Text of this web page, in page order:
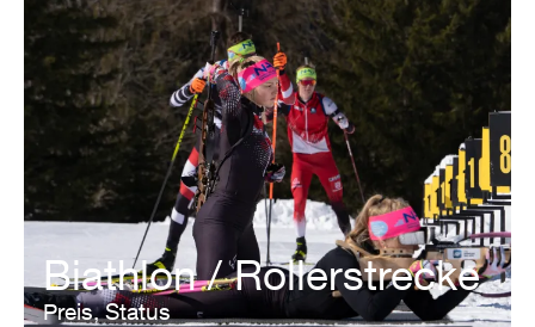
Biathlon / Rollerstrecke
Preis, Status